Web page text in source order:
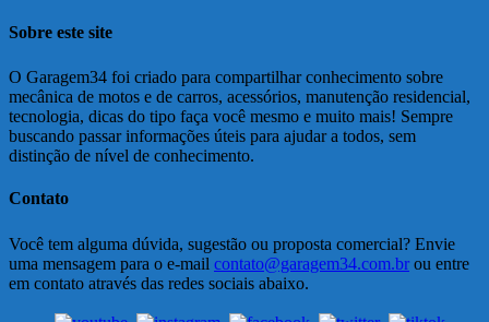
Sobre este site
O Garagem34 foi criado para compartilhar conhecimento sobre
mecânica de motos e de carros, acessórios, manutenção residencial,
tecnologia, dicas do tipo faça você mesmo e muito mais! Sempre
buscando passar informações úteis para ajudar a todos, sem
distinção de nível de conhecimento.
Contato
Você tem alguma dúvida, sugestão ou proposta comercial? Envie
uma mensagem para o e-mail contato@garagem34.com.br ou entre
em contato através das redes sociais abaixo.